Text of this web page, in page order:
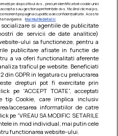
arpagic rosu
pe dispozitivul dvs., precum identificatorii cookie unici
sau gestiona preferințele dvs. făcând clic mai jos,
moment pe pagina cu politica de confidențialitate. Aceste
navigarea.
Mai multe detalii
si agentiile de publicitate
de servicii de date analitice)
ului sa functioneze, pentru a
publicitare afisate in functie de
a va oferi functionalitati aferente
traficul pe website. Beneficiati
din GDPR in legatura cu prelucrarea
drepturi pot fi exercitate prin
pe “ACCEPT TOATE”, acceptati
tip Cookie, care implica inclusiv
accesarea informatiilor de catre
pe “VREAU SA MODIFIC SETARILE
in mod individual, mai putin cele
functionarea website-ului.